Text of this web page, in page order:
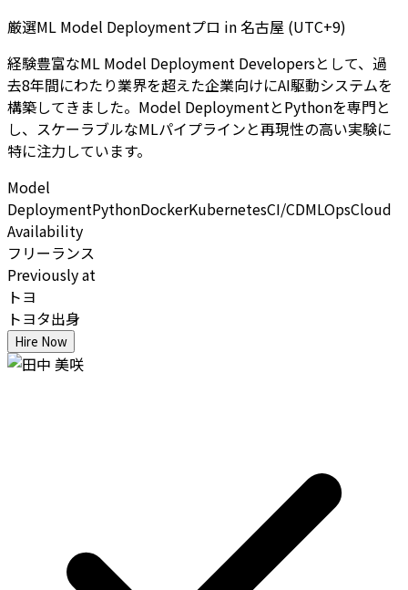
厳選ML Model Deploymentプロ in 名古屋 (UTC+9)
経験豊富なML Model Deployment Developersとして、過
去8年間にわたり業界を超えた企業向けにAI駆動システムを
構築してきました。Model DeploymentとPythonを専門と
し、スケーラブルなMLパイプラインと再現性の高い実験に
特に注力しています。
Model
DeploymentPythonDockerKubernetesCI/CDMLOpsCloud
Availability
フリーランス
Previously at
トヨ
トヨタ出身
Hire Now